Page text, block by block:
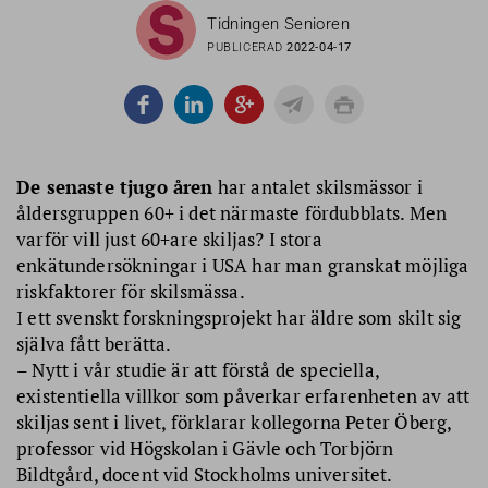
Tidningen Senioren
PUBLICERAD2022-04-17
De senaste tjugo åren har antalet skilsmässor i
åldersgruppen 60+ i det närmaste fördubblats. Men
varför vill just 60+are skiljas? I stora
enkätundersökningar i USA har man granskat möjliga
riskfaktorer för skilsmässa.
I ett svenskt forskningsprojekt har äldre som skilt sig
själva fått berätta.
– Nytt i vår studie är att förstå de speciella,
existentiella villkor som påverkar erfarenheten av att
skiljas sent i livet, förklarar kollegorna Peter Öberg,
professor vid Högskolan i Gävle och Torbjörn
Bildtgård, docent vid Stockholms universitet.